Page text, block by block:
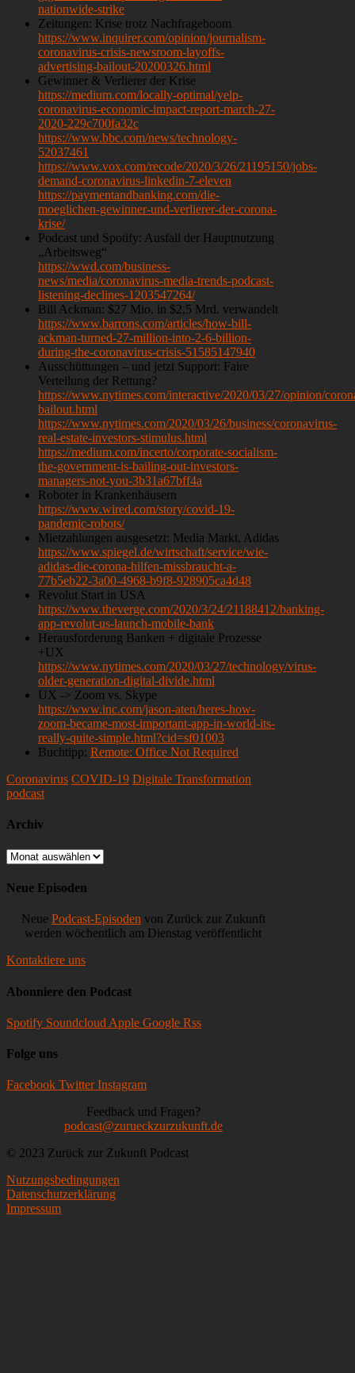
nationwide-strike
Zeitungen: Krise trotz Nachfrageboom
https://www.inquirer.com/opinion/journalism-
coronavirus-crisis-newsroom-layoffs-
advertising-bailout-20200326.html
Gewinner & Verlierer der Krise
https://medium.com/locally-optimal/yelp-
coronavirus-economic-impact-report-march-27-
2020-229c700fa32c
https://www.bbc.com/news/technology-
52037461
https://www.vox.com/recode/2020/3/26/21195150/jobs-
demand-coronavirus-linkedin-7-eleven
https://paymentandbanking.com/die-
moeglichen-gewinner-und-verlierer-der-corona-
krise/
Podcast und Spotify: Ausfall der Hauptnutzung
„Arbeitsweg“
https://wwd.com/business-
news/media/coronavirus-media-trends-podcast-
listening-declines-1203547264/
Bill Ackman: $27 Mio. in $2,5 Mrd. verwandelt
https://www.barrons.com/articles/how-bill-
ackman-turned-27-million-into-2-6-billion-
during-the-coronavirus-crisis-51585147940
Ausschüttungen – und jetzt Support: Faire
Verteilung der Rettung?
https://www.nytimes.com/interactive/2020/03/27/opinion/
bailout.html
https://www.nytimes.com/2020/03/26/business/coronavirus-
real-estate-investors-stimulus.html
https://medium.com/incerto/corporate-socialism-
the-government-is-bailing-out-investors-
managers-not-you-3b31a67bff4a
Roboter in Krankenhäusern
https://www.wired.com/story/covid-19-
pandemic-robots/
Mietzahlungen ausgesetzt: Media Markt, Adidas
https://www.spiegel.de/wirtschaft/service/wie-
adidas-die-corona-hilfen-missbraucht-a-
77b5eb22-3a00-4968-b9f8-928905ca4d48
Revolut Start in USA
https://www.theverge.com/2020/3/24/21188412/banking-
app-revolut-us-launch-mobile-bank
Herausforderung Banken + digitale Prozesse
+UX
https://www.nytimes.com/2020/03/27/technology/virus-
older-generation-digital-divide.html
UX -> Zoom vs. Skype
https://www.inc.com/jason-aten/heres-how-
zoom-became-most-important-app-in-world-its-
really-quite-simple.html?cid=sf01003
Buchtipp: Remote: Office Not Required
Coronavirus COVID-19 Digitale Transformation
podcast
Archiv
Archiv
Neue Episoden
Neue Podcast-Episoden von Zurück zur Zukunft
werden wöchentlich am Dienstag veröffentlicht
Kontaktiere uns
Abonniere den Podcast
Spotify Soundcloud Apple Google Rss
Folge uns
Facebook Twitter Instagram
Feedback und Fragen?
podcast@zurueckzurzukunft.de
© 2023 Zurück zur Zukunft Podcast
Nutzungsbedingungen
Datenschutzerklärung
Impressum